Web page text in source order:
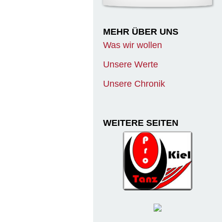
MEHR ÜBER UNS
Was wir wollen
Unsere Werte
Unsere Chronik
WEITERE SEITEN